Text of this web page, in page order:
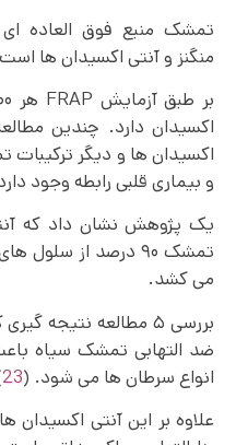
تمشک منبع فوق العاده‌ ای
منگنز و آنتی اکسیدان ها
اکسیدان دارد. چندین
اکسیدان ها و دیگر
و بیماری قلبی رابطه وجود
یک پژوهش نشان داد که
تمشک ۹۰ درصد از
می کشد.
بررسی ۵ مطالعه نتیجه
ضد التهابی تمشک سیاه
انواع سرطان‌ ها می‌ شود. (23
علاوه بر این آنتی